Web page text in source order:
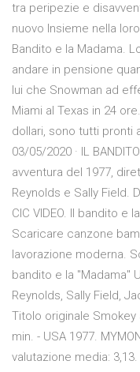
tra peripezie e
nuovo Insieme nella
Bandito e la Madama.
andare in pensione
lui che Snowman ad
Miami al Texas in 24
dollari, sono tutti pronti
03/05/2020 · IL
avventura del 1977,
Reynolds e Sally Field.
CIC VIDEO. Il bandito e
Scaricare canzone
lavorazione moderna.
bandito e la "Madama"
Reynolds, Sally Field,
Titolo originale Smokey
min. - USA 1977.
valutazione media: